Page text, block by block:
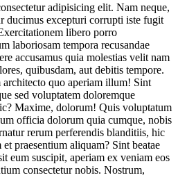
adipisicing elit. Nam neque,
ducimus excepturi corrupti iste fugit
libero porro
laboriosam tempora recusandae
accusamus quia molestias velit nam
quibusdam, aut debitis tempore.
architecto quo aperiam illum! Sint
sed voluptatem doloremque
Maxime, dolorum! Quis voluptatum
officia dolorum quia cumque, nobis
rerum perferendis blanditiis, hic
praesentium aliquam? Sint beatae
eum suscipit, aperiam ex veniam eos
consectetur nobis. Nostrum,